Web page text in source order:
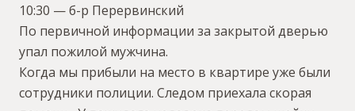
10:30 — б-р Перервинский
По первичной информации за закрытой дверью
упал пожилой мужчина.
Когда мы прибыли на место в квартире уже были
сотрудники полиции. Следом приехала скорая